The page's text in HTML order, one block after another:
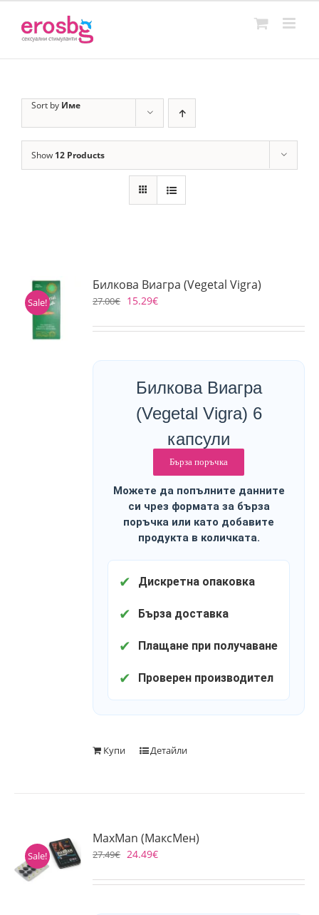
content
Sort by Име
Show 12 Products
Sale!
Билкова Виагра (Vegetal Vigra)
27.00€ 15.29€
Билкова Виагра
(Vegetal Vigra) 6
капсули
Бърза поръчка
Можете да попълните данните
си чрез формата за бърза
поръчка или като добавите
продукта в количката.
✔ Дискретна опаковка
✔ Бърза доставка
✔ Плащане при получаване
✔ Проверен производител
Купи Детайли
Sale!
MaxMan (МаксМен)
27.49€ 24.49€